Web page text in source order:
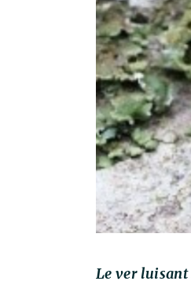
Le ver luisant